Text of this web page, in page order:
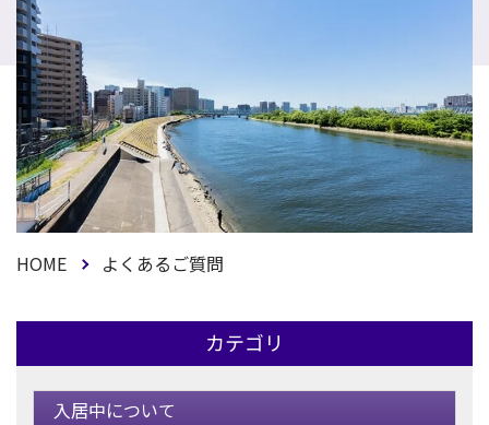
HOME よくあるご質問
カテゴリ
入居中について